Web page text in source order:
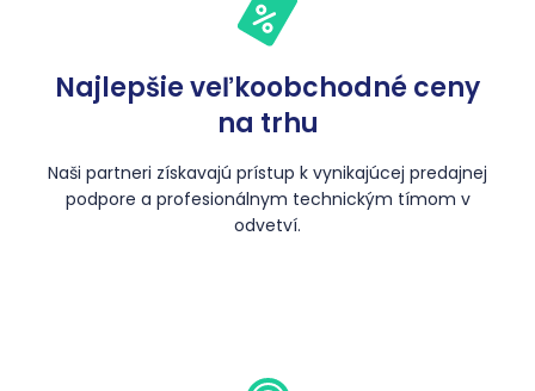
Najlepšie veľkoobchodné ceny
na trhu
Naši partneri získavajú prístup k vynikajúcej predajnej
podpore a profesionálnym technickým tímom v
odvetví.